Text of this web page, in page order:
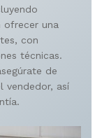
ofrecer una
con
técnicas.
de
vendedor, así